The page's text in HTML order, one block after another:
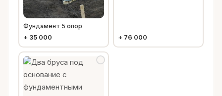
Фундамент 5 опор
+ 35 000 + 76 000